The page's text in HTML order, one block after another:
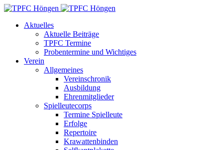
Aktuelles
Aktuelle Beiträge
TPFC Termine
Probentermine und Wichtiges
Verein
Allgemeines
Vereinschronik
Ausbildung
Ehrenmitglieder
Spielleutecorps
Termine Spielleute
Erfolge
Repertoire
Krawattenbinden